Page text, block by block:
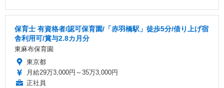
保育士 有資格者/認可保育園/「赤羽橋駅」徒歩5分/借り上げ宿
舎利用可/賞与2.8カ月分
東麻布保育園
東京都
月給29万3,000円～35万3,000円
正社員